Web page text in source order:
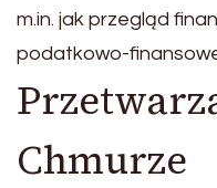
m.in. jak przegląd
podatkowo-
Chmurze